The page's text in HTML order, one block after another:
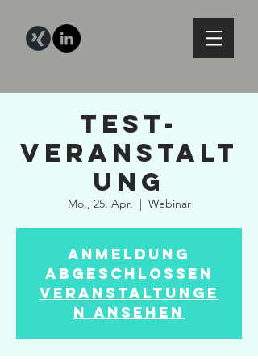
Test-
Veranstalt
ung
Mo., 25. Apr.
  |
Webinar
Anmeldung
abgeschlossen
Veranstaltunge
n ansehen